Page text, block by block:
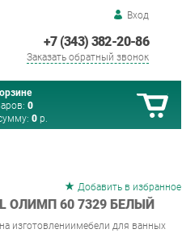
Вход
+7 (343) 382-20-86
Заказать обратный звонок
0
0 р.
Добавить в избранное
ОЛИМП 60 7329 БЕЛЫЙ
изготовлениимебели для ванных